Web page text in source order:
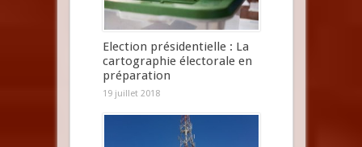
Election présidentielle : La
cartographie électorale en
préparation
19 juillet 2018